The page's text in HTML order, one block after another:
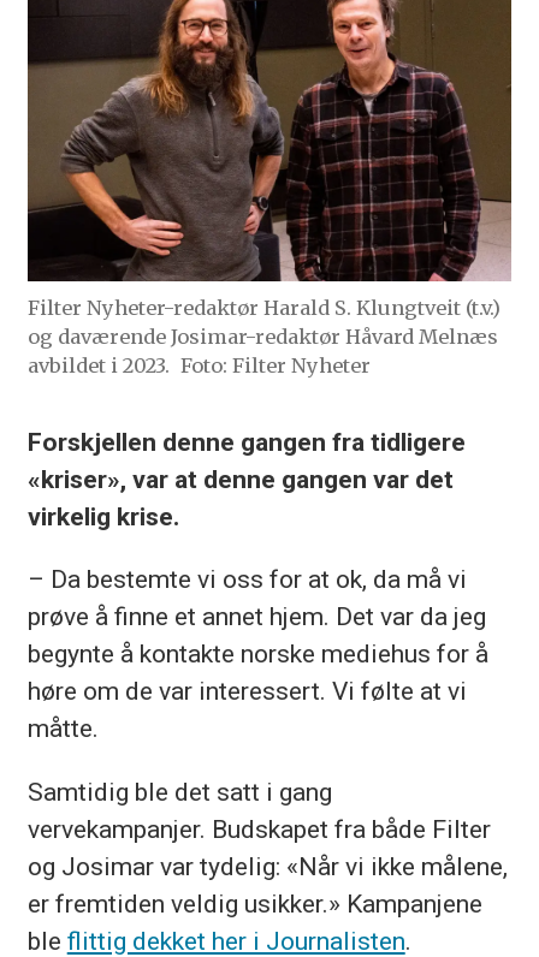
Filter Nyheter-redaktør Harald S. Klungtveit (t.v.)
og daværende Josimar-redaktør Håvard Melnæs
avbildet i 2023. Foto: Filter Nyheter
Forskjellen denne gangen fra tidligere
«kriser», var at denne gangen var det
virkelig krise.
– Da bestemte vi oss for at ok, da må vi
prøve å finne et annet hjem. Det var da jeg
begynte å kontakte norske mediehus for å
høre om de var interessert. Vi følte at vi
måtte.
Samtidig ble det satt i gang
vervekampanjer. Budskapet fra både Filter
og Josimar var tydelig: «Når vi ikke målene,
er fremtiden veldig usikker.» Kampanjene
ble flittig dekket her i Journalisten.